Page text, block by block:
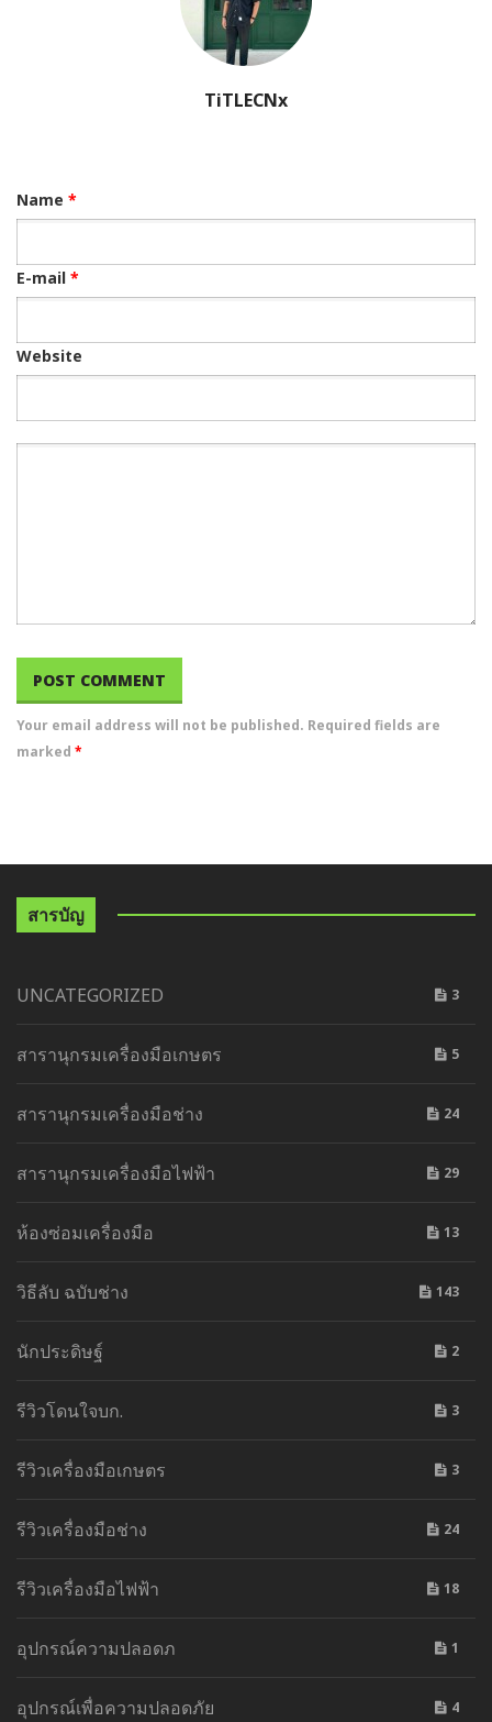
TiTLECNx
Name *
E-mail *
Website
Your email address will not be published. Required fields are
marked *
สารบัญ
UNCATEGORIZED 3
สารานุกรมเครื่องมือเกษตร 5
สารานุกรมเครื่องมือช่าง 24
สารานุกรมเครื่องมือไฟฟ้า 29
ห้องซ่อมเครื่องมือ 13
วิธีลับ ฉบับช่าง 143
นักประดิษฐ์ 2
รีวิวโดนใจบก. 3
รีวิวเครื่องมือเกษตร 3
รีวิวเครื่องมือช่าง 24
รีวิวเครื่องมือไฟฟ้า 18
อุปกรณ์ความปลอดภ 1
อุปกรณ์เพื่อความปลอดภัย 4